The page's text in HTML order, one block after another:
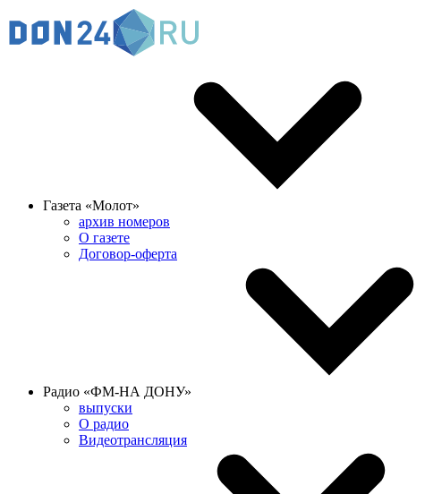
Газета «Молот»
архив номеров
О газете
Договор-оферта
Радио «ФМ-НА ДОНУ»
выпуски
О радио
Видеотрансляция